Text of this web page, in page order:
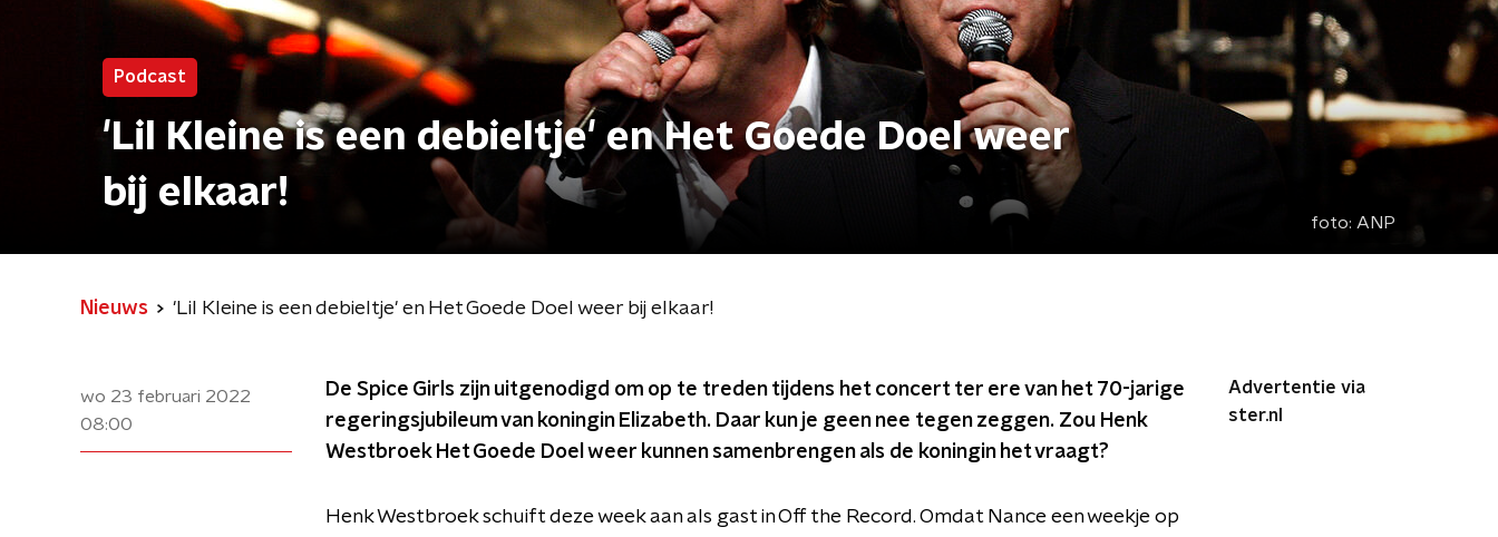
Podcast
'Lil Kleine is een debieltje' en Het Goede Doel weer
bij elkaar!
foto: ANP
Nieuws 'Lil Kleine is een debieltje' en Het Goede Doel weer bij elkaar!
wo 23 februari 2022
08:00
De Spice Girls zijn uitgenodigd om op te treden tijdens het concert ter ere van het 70-jarige
regeringsjubileum van koningin Elizabeth. Daar kun je geen nee tegen zeggen. Zou Henk
Westbroek Het Goede Doel weer kunnen samenbrengen als de koningin het vraagt?
Henk Westbroek schuift deze week aan als gast in Off the Record. Omdat Nance een weekje op
Advertentie via
ster.nl